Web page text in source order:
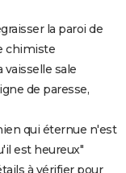
la paroi de
chimiste
vaisselle sale
de paresse,
qui éternue n'est
est heureux"
à vérifier pour